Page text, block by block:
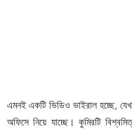
এমনই একটি ভিডিও ভাইরাল হচ্ছে,
অফিসে নিয়ে যাচ্ছে। কুমিরটি